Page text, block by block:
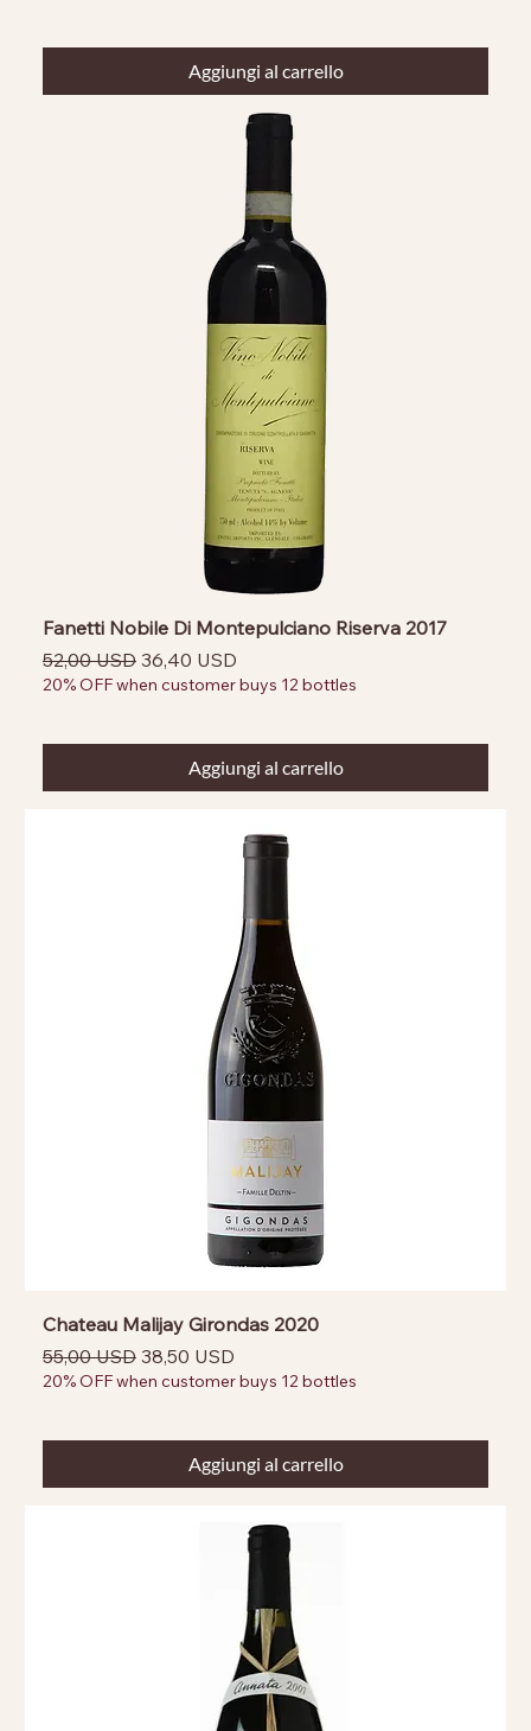
Aggiungi al carrello
Fanetti Nobile Di Montepulciano Riserva 2017
Prezzo regolare
52,00 USD Prezzo scontato
36,40 USD
20% OFF when customer buys 12 bottles
Aggiungi al carrello
Chateau Malijay Girondas 2020
Prezzo regolare
55,00 USD Prezzo scontato
38,50 USD
20% OFF when customer buys 12 bottles
Aggiungi al carrello